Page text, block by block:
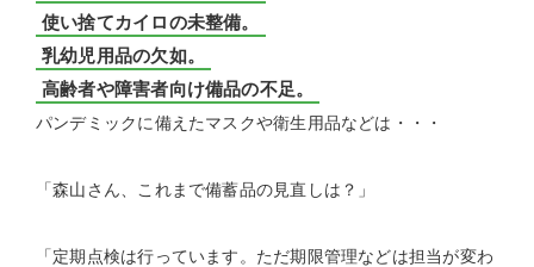
使い捨てカイロの未整備。
乳幼児用品の欠如。
高齢者や障害者向け備品の不足。
パンデミックに備えたマスクや衛生用品などは・・・
「森山さん、これまで備蓄品の見直しは？」
「定期点検は行っています。ただ期限管理などは担当が変わ